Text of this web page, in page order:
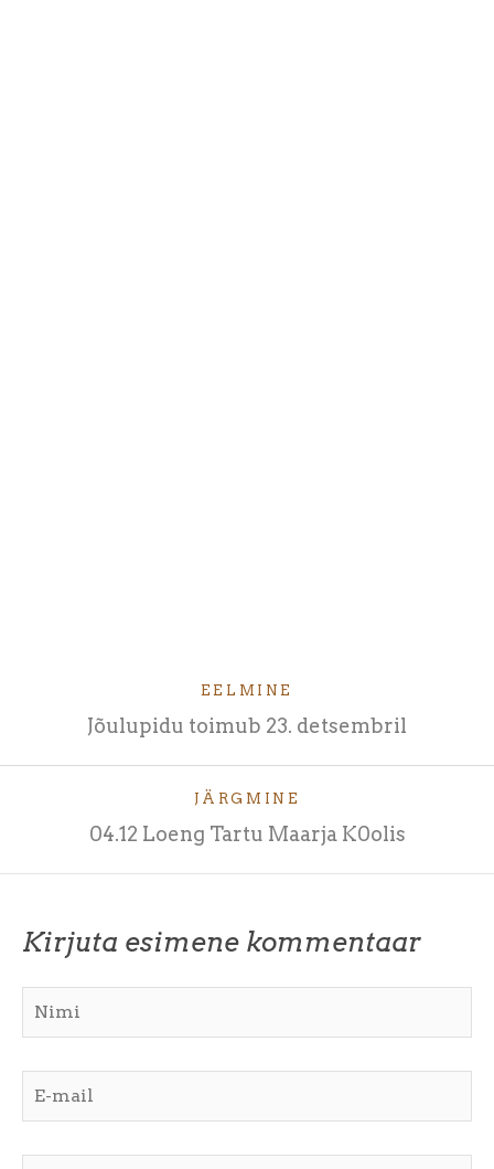
EELMINE
Jõulupidu toimub 23. detsembril
JÄRGMINE
04.12 Loeng Tartu Maarja K0olis
Kirjuta esimene kommentaar